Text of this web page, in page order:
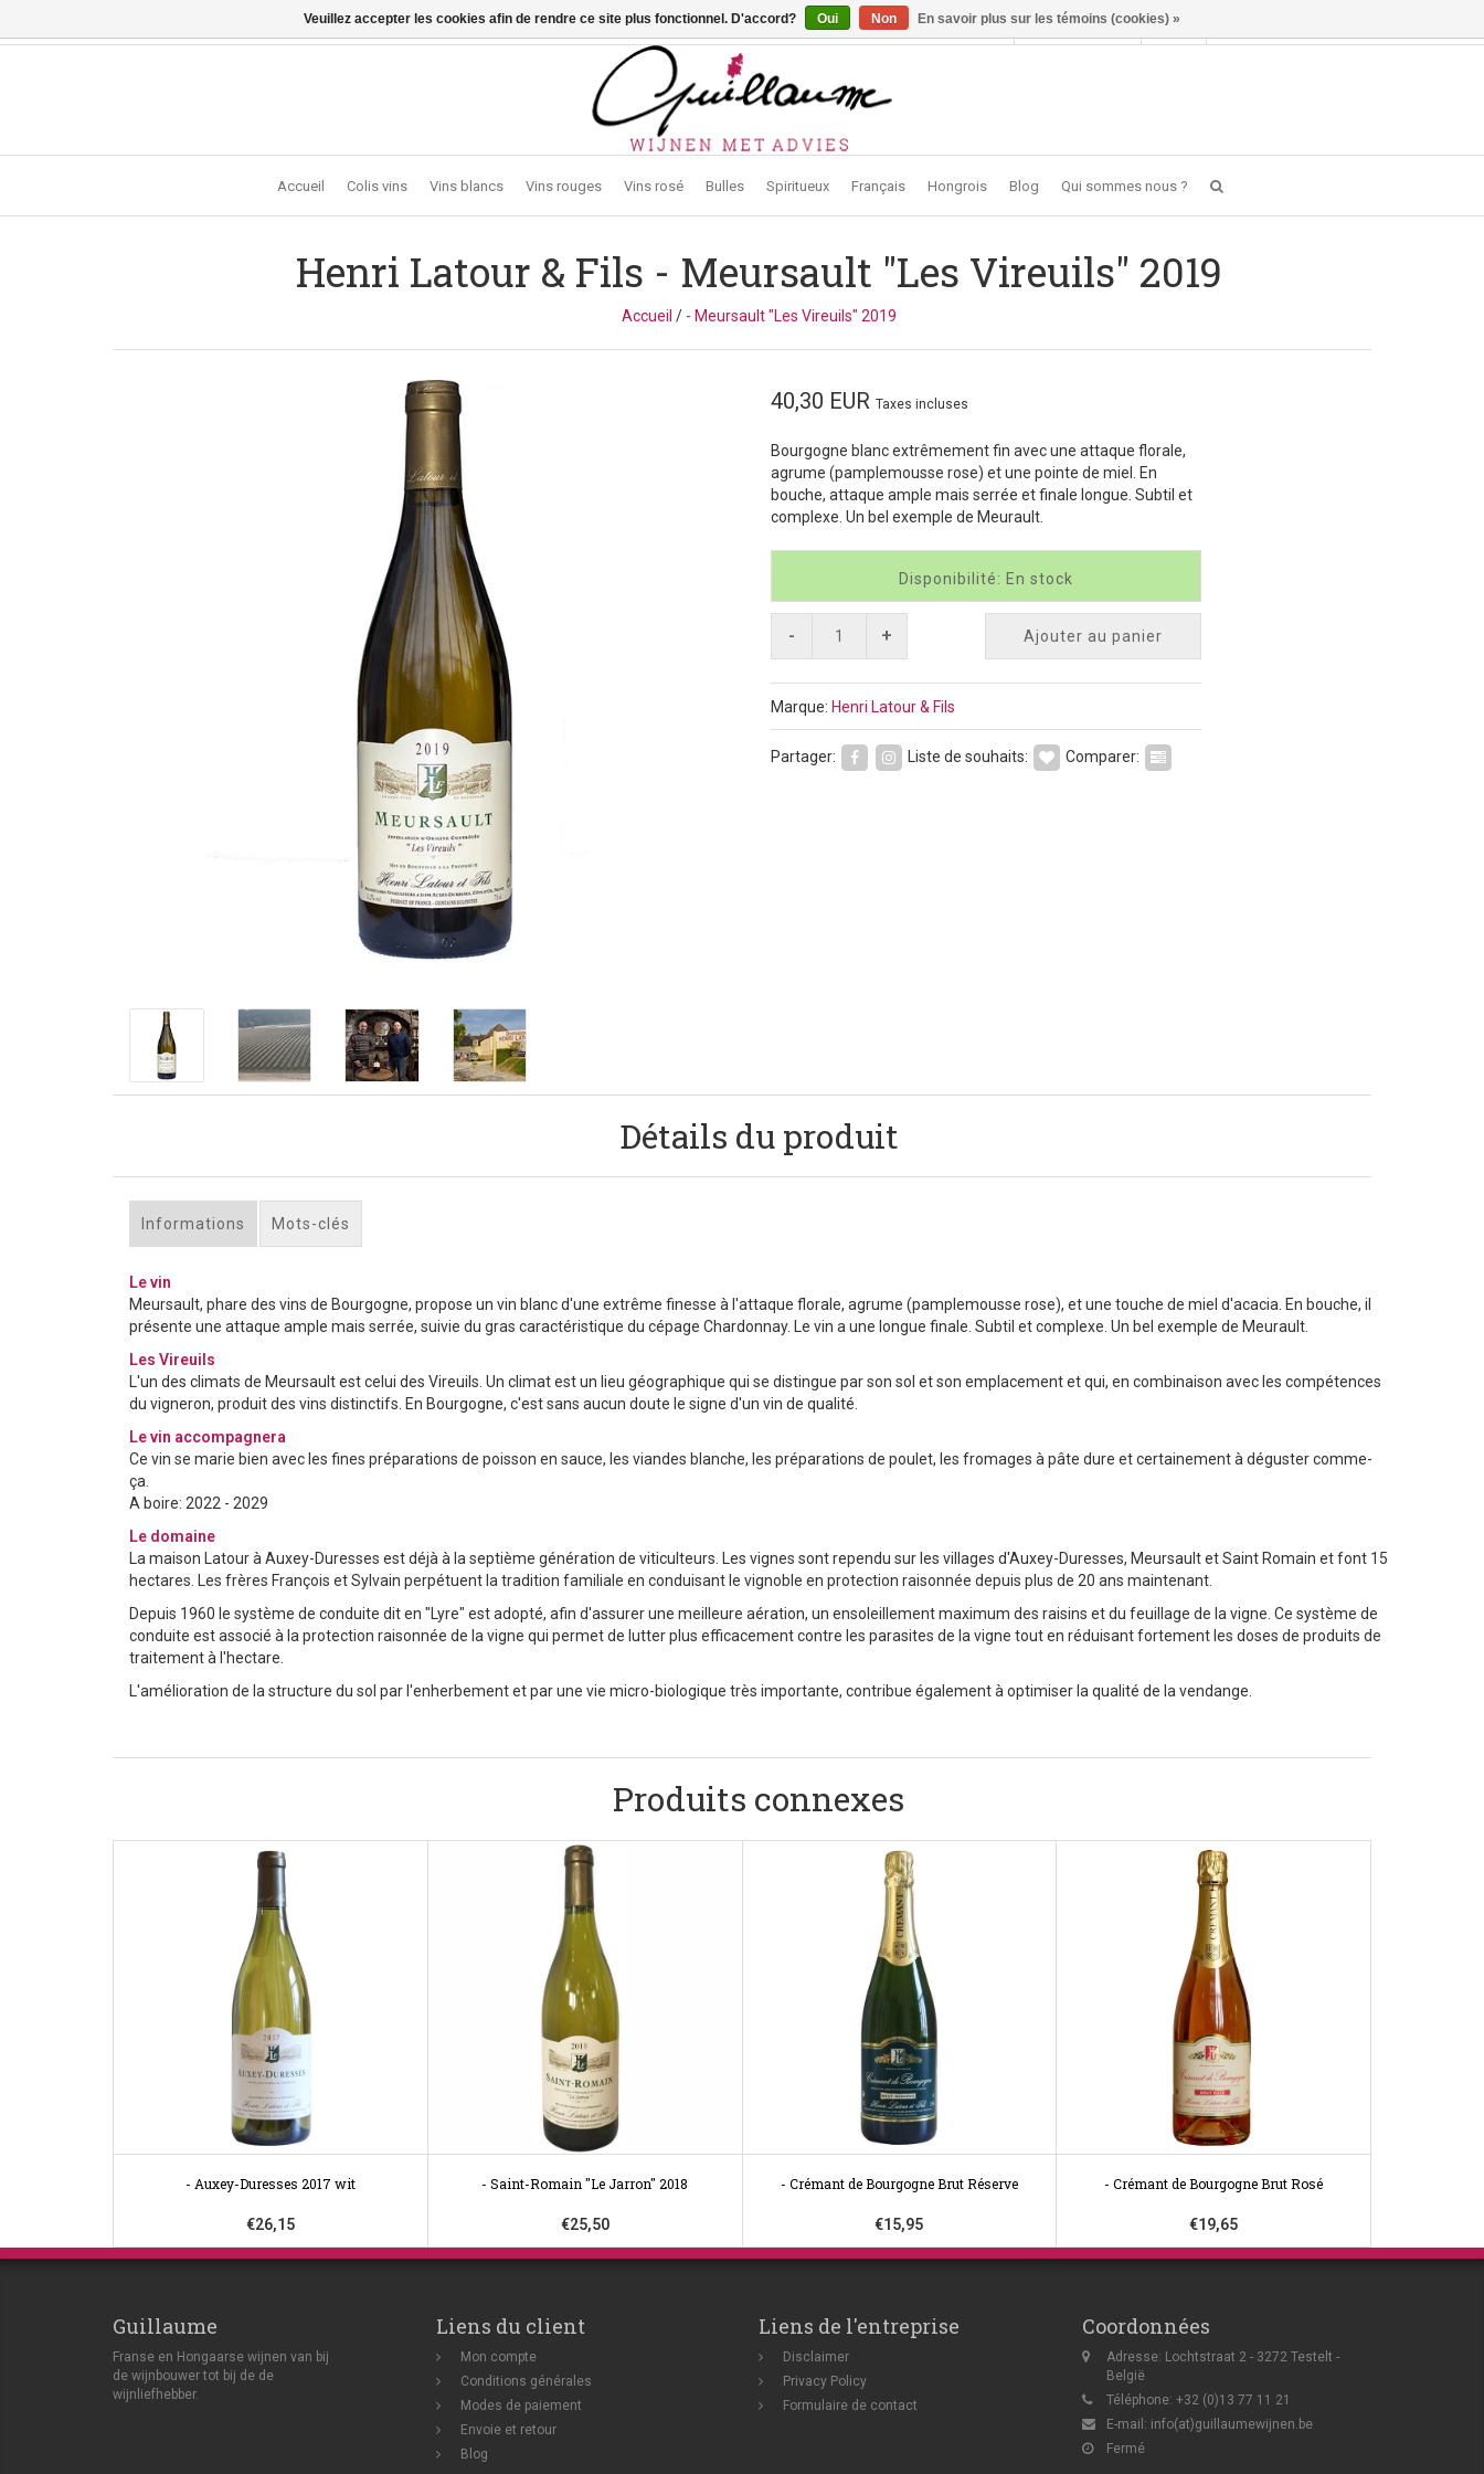
Vragen? Bel ons: +32 (0)13 - 77 11 21 - Winkel: Lochtstraat 2, 3272 Testelt -info@guillaumewijnen.be FR
Se connecter
Accueil Colis vins Vins blancs Vins rouges Vins rosé Bulles Spiritueux Français Hongrois Blog Qui sommes nous ?
Henri Latour & Fils - Meursault "Les Vireuils" 2019
Accueil / - Meursault "Les Vireuils" 2019
40,30 EUR Taxes incluses
Bourgogne blanc extrêmement fin avec une attaque florale,
agrume (pamplemousse rose) et une pointe de miel. En
bouche, attaque ample mais serrée et finale longue. Subtil et
complexe. Un bel exemple de Meurault.
Disponibilité: En stock
- + Ajouter au panier
Marque: Henri Latour & Fils
Partager: Liste de souhaits: Comparer:
Détails du produit
Informations Mots-clés
Le vin
Meursault, phare des vins de Bourgogne, propose un vin blanc d'une extrême finesse à l'attaque florale, agrume (pamplemousse rose), et une touche de miel d'acacia. En bouche, il
présente une attaque ample mais serrée, suivie du gras caractéristique du cépage Chardonnay. Le vin a une longue finale. Subtil et complexe. Un bel exemple de Meurault.
Les Vireuils
L'un des climats de Meursault est celui des Vireuils. Un climat est un lieu géographique qui se distingue par son sol et son emplacement et qui, en combinaison avec les compétences
du vigneron, produit des vins distinctifs. En Bourgogne, c'est sans aucun doute le signe d'un vin de qualité.
Le vin accompagnera
Ce vin se marie bien avec les fines préparations de poisson en sauce, les viandes blanche, les préparations de poulet, les fromages à pâte dure et certainement à déguster comme-
ça.
A boire: 2022 - 2029
Le domaine
La maison Latour à Auxey-Duresses est déjà à la septième génération de viticulteurs. Les vignes sont rependu sur les villages d'Auxey-Duresses, Meursault et Saint Romain et font 15
hectares. Les frères François et Sylvain perpétuent la tradition familiale en conduisant le vignoble en protection raisonnée depuis plus de 20 ans maintenant.
Depuis 1960 le système de conduite dit en "Lyre" est adopté, afin d'assurer une meilleure aération, un ensoleillement maximum des raisins et du feuillage de la vigne. Ce système de
conduite est associé à la protection raisonnée de la vigne qui permet de lutter plus efficacement contre les parasites de la vigne tout en réduisant fortement les doses de produits de
traitement à l'hectare.
L'amélioration de la structure du sol par l'enherbement et par une vie micro-biologique très importante, contribue également à optimiser la qualité de la vendange.
Produits connexes
- Auxey-Duresses 2017 wit
€26,15
- Saint-Romain "Le Jarron" 2018
€25,50
- Crémant de Bourgogne Brut Réserve
€15,95
- Crémant de Bourgogne Brut Rosé
€19,65
Guillaume
Franse en Hongaarse wijnen van bij
de wijnbouwer tot bij de de
wijnliefhebber.
Liens du client
Mon compte
Conditions générales
Modes de paiement
Envoie et retour
Blog
Liens de l'entreprise
Disclaimer
Privacy Policy
Formulaire de contact
Coordonnées
Adresse: Lochtstraat 2 - 3272 Testelt -
België
Téléphone: +32 (0)13 77 11 21
E-mail: info(at)guillaumewijnen.be
Fermé
Veuillez accepter les cookies afin de rendre ce site plus fonctionnel. D'accord? Oui Non En savoir plus sur les témoins (cookies) »